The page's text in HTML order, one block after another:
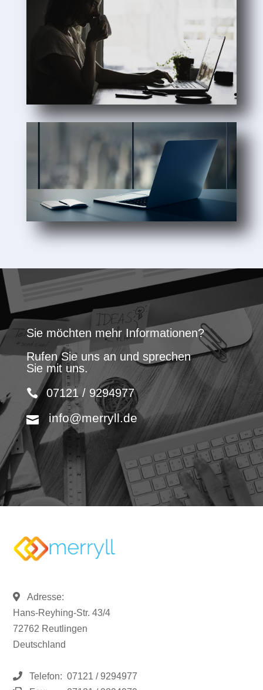
Sie möchten mehr Informationen?
Rufen Sie uns an und sprechen
Sie mit uns.
07121 / 9294977
info@merryll.de
Adresse:
Hans-Reyhing-Str. 43/4
72762 Reutlingen
Deutschland
Telefon: 07121 / 9294977